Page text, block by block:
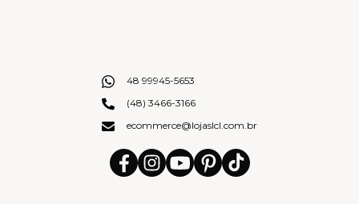
48 99945-5653
(48) 3466-3166
ecommerce@lojaslcl.com.br